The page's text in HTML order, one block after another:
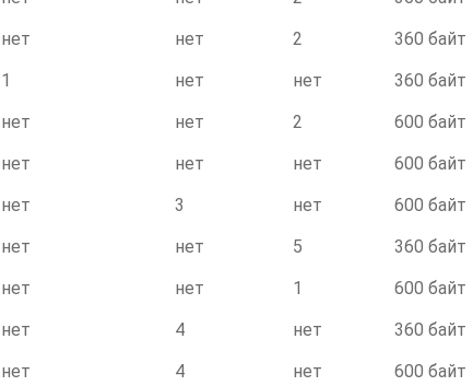
нет нет 2 360 байт
1 нет нет 360 байт
нет нет 2 600 байт
нет нет нет 600 байт
нет 3 нет 600 байт
нет нет 5 360 байт
нет нет 1 600 байт
нет 4 нет 360 байт
нет 4 нет 600 байт